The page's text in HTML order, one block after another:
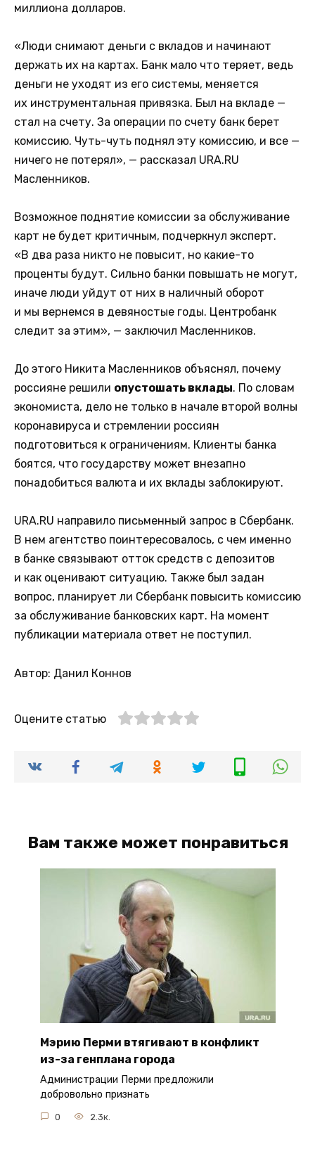
миллиона долларов.
«Люди снимают деньги с вкладов и начинают
держать их на картах. Банк мало что теряет, ведь
деньги не уходят из его системы, меняется
их инструментальная привязка. Был на вкладе —
стал на счету. За операции по счету банк берет
комиссию. Чуть-чуть поднял эту комиссию, и все —
ничего не потерял», — рассказал URA.RU
Масленников.
Возможное поднятие комиссии за обслуживание
карт не будет критичным, подчеркнул эксперт.
«В два раза никто не повысит, но какие-то
проценты будут. Сильно банки повышать не могут,
иначе люди уйдут от них в наличный оборот
и мы вернемся в девяностые годы. Центробанк
следит за этим», — заключил Масленников.
До этого Никита Масленников объяснял, почему
россияне решили опустошать вклады. По словам
экономиста, дело не только в начале второй волны
коронавируса и стремлении россиян
подготовиться к ограничениям. Клиенты банка
боятся, что государству может внезапно
понадобиться валюта и их вклады заблокируют.
URA.RU направило письменный запрос в Сбербанк.
В нем агентство поинтересовалось, с чем именно
в банке связывают отток средств с депозитов
и как оценивают ситуацию. Также был задан
вопрос, планирует ли Сбербанк повысить комиссию
за обслуживание банковских карт. На момент
публикации материала ответ не поступил.
Автор: Данил Коннов
Оцените статью
Вам также может понравиться
Мэрию Перми втягивают в конфликт
из-за генплана города
Администрации Перми предложили
добровольно признать
0 2.3к.